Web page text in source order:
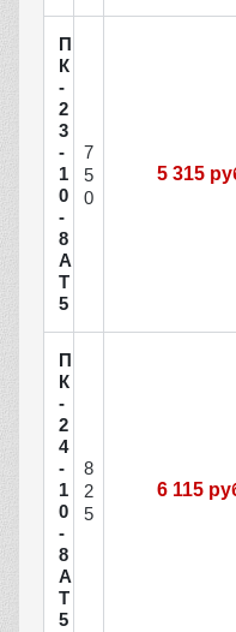
П
К
-
2
3
-
1
0
-
8
А
Т
5
7
5
0
5 315
П
К
-
2
4
-
1
0
-
8
А
Т
5
8
2
5
6 115